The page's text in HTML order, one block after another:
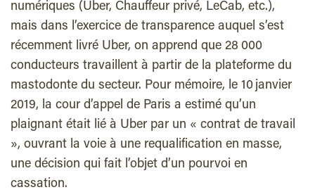
numériques (Uber, Chauffeur privé, LeCab, etc.),
mais dans l’exercice de transparence auquel s’est
récemment livré Uber, on apprend que 28 000
conducteurs travaillent à partir de la plateforme du
mastodonte du secteur. Pour mémoire, le 10 janvier
2019, la cour d’appel de Paris a estimé qu’un
plaignant était lié à Uber par un « contrat de travail
», ouvrant la voie à une requalification en masse,
une décision qui fait l’objet d’un pourvoi en
cassation.